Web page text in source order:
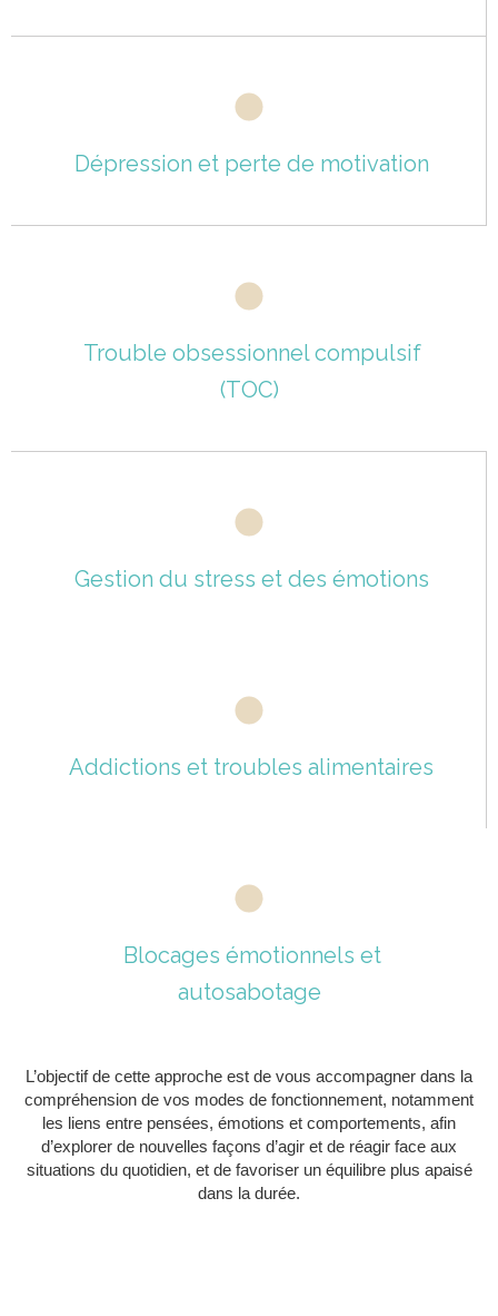
Dépression et perte de motivation
Trouble obsessionnel compulsif
(TOC)
Gestion du stress et des émotions
Addictions et troubles alimentaires
Blocages émotionnels et
autosabotage
L’objectif de cette approche est de vous accompagner dans la
compréhension de vos modes de fonctionnement, notamment
les liens entre pensées, émotions et comportements, afin
d’explorer de nouvelles façons d’agir et de réagir face aux
situations du quotidien, et de favoriser un équilibre plus apaisé
dans la durée.